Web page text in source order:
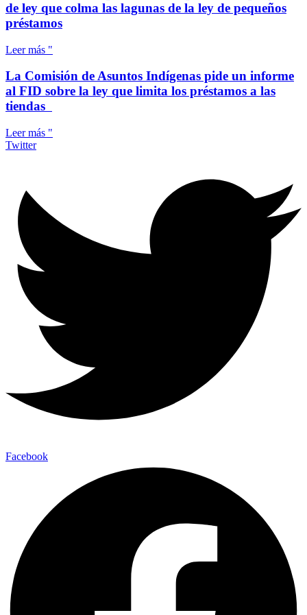
de ley que colma las lagunas de la ley de pequeños
préstamos
Leer más "
La Comisión de Asuntos Indígenas pide un informe
al FID sobre la ley que limita los préstamos a las
tiendas
Leer más "
Twitter
Facebook